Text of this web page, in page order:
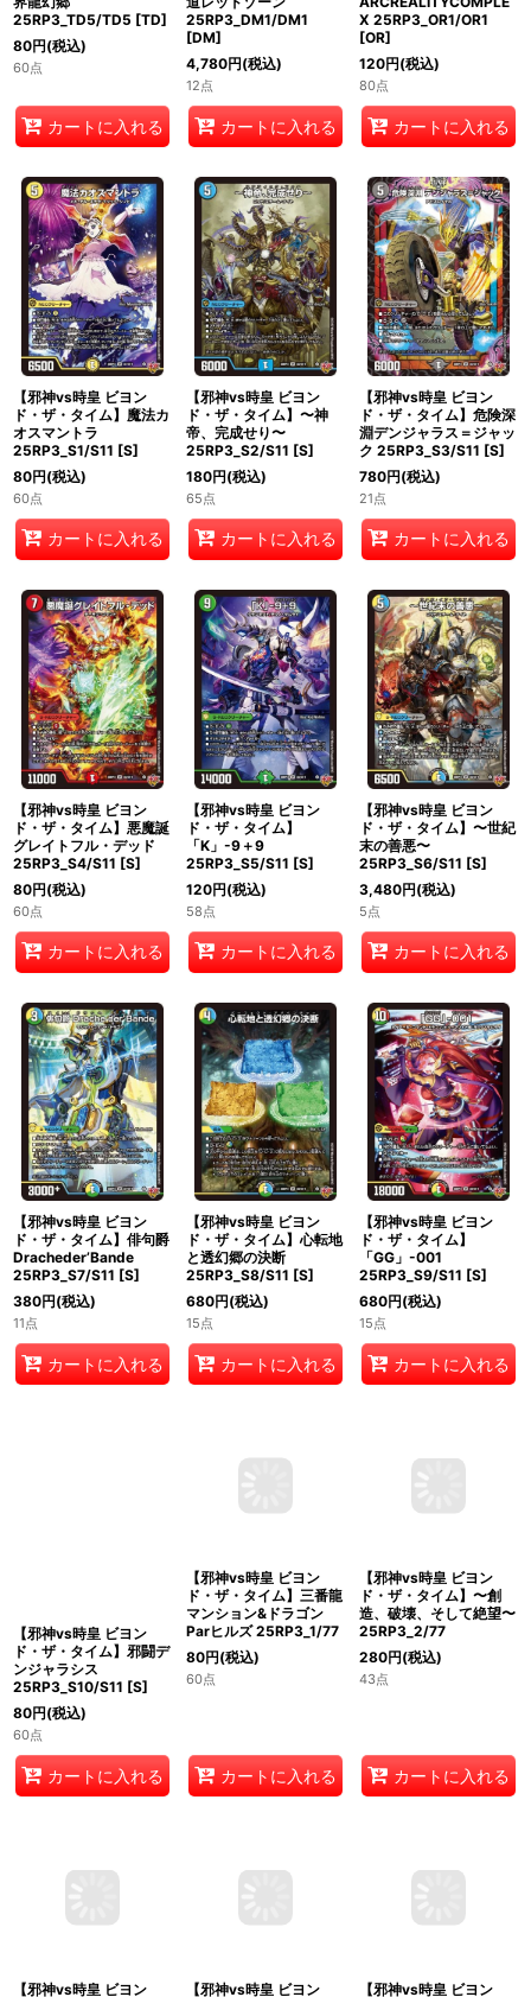
25RP3_TD5/TD5 [TD]
80円(税込)
60点
カートに入れる
25RP3_DM1/DM1
[DM]
4,780円(税込)
12点
カートに入れる
X 25RP3_OR1/OR1
[OR]
120円(税込)
80点
カートに入れる
【邪神vs時皇 ビヨン
ド・ザ・タイム】魔法カ
オスマントラ
25RP3_S1/S11 [S]
80円(税込)
60点
カートに入れる
【邪神vs時皇 ビヨン
ド・ザ・タイム】〜神
帝、完成せり〜
25RP3_S2/S11 [S]
180円(税込)
65点
カートに入れる
【邪神vs時皇 ビヨン
ド・ザ・タイム】危険深
淵デンジャラス＝ジャッ
ク 25RP3_S3/S11 [S]
780円(税込)
21点
カートに入れる
【邪神vs時皇 ビヨン
ド・ザ・タイム】悪魔誕
グレイトフル・デッド
25RP3_S4/S11 [S]
80円(税込)
60点
カートに入れる
【邪神vs時皇 ビヨン
ド・ザ・タイム】
「K」-9＋9
25RP3_S5/S11 [S]
120円(税込)
58点
カートに入れる
【邪神vs時皇 ビヨン
ド・ザ・タイム】〜世紀
末の善悪〜
25RP3_S6/S11 [S]
3,480円(税込)
5点
カートに入れる
【邪神vs時皇 ビヨン
ド・ザ・タイム】俳句爵
Dracheder’Bande
25RP3_S7/S11 [S]
380円(税込)
11点
カートに入れる
【邪神vs時皇 ビヨン
ド・ザ・タイム】心転地
と透幻郷の決断
25RP3_S8/S11 [S]
680円(税込)
15点
カートに入れる
【邪神vs時皇 ビヨン
ド・ザ・タイム】
「GG」-001
25RP3_S9/S11 [S]
680円(税込)
15点
カートに入れる
【邪神vs時皇 ビヨン
ド・ザ・タイム】邪闘デ
ンジャラシス
25RP3_S10/S11 [S]
80円 (税込)
60点
カートに入れる
【邪神vs時皇 ビヨン
ド・ザ・タイム】三番龍
マンション&ドラゴン
Parヒルズ 25RP3_1/77
カートに入れる
【邪神vs時皇 ビヨン
ド・ザ・タイム】〜創
造、破壊、そして絶望〜
25RP3_2/77
カートに入れる